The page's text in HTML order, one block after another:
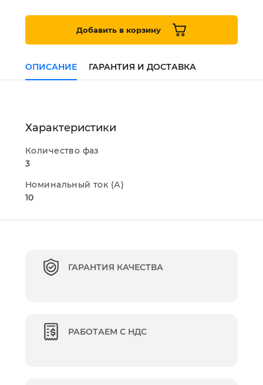
Добавить в корзину
ОПИСАНИЕ ГАРАНТИЯ И ДОСТАВКА
Характеристики
Количество фаз
3
Номинальный ток (А)
10
ГАРАНТИЯ КАЧЕСТВА
РАБОТАЕМ С НДС